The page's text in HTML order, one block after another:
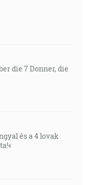
die 7 Donner, die
és a 4 lovak